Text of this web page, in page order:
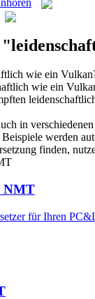
wie ein
wie ein
in
werden
finden,
NMT
für Ihren